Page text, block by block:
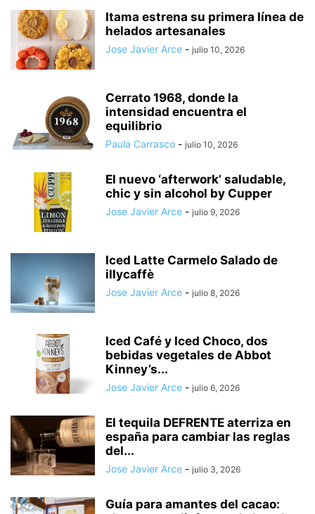
Itama estrena su primera línea de
helados artesanales
Jose Javier Arce - julio 10, 2026
Cerrato 1968, donde la
intensidad encuentra el
equilibrio
Paula Carrasco - julio 10, 2026
El nuevo ‘afterwork’ saludable,
chic y sin alcohol by Cupper
Jose Javier Arce - julio 9, 2026
Iced Latte Carmelo Salado de
illycaffè
Jose Javier Arce - julio 8, 2026
Iced Café y Iced Choco, dos
bebidas vegetales de Abbot
Kinney’s...
Jose Javier Arce - julio 6, 2026
El tequila DEFRENTE aterriza en
españa para cambiar las reglas
del...
Jose Javier Arce - julio 3, 2026
Guía para amantes del cacao: